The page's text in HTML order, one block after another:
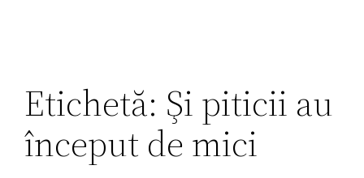
Etichetă: Şi piticii au
început de mici